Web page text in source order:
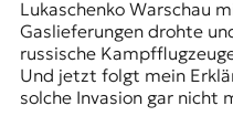
p
a
Lukaschenko Warschau
Gaslieferungen drohte
russische
Und jetzt folgt mein
solche Invasion gar nicht